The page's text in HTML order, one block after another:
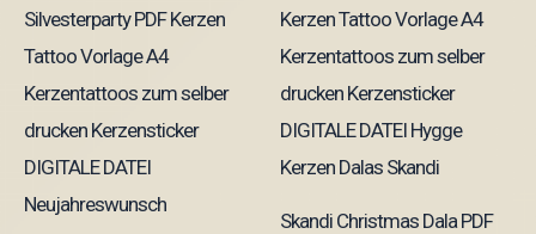
Skandi Christmas Dala PDF